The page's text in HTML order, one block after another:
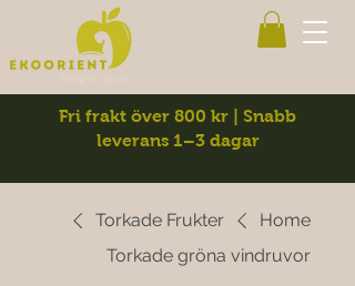
Fri frakt över 800 kr | Snabb
leverans 1–3 dagar
Home
Torkade Frukter
Torkade gröna vindruvor